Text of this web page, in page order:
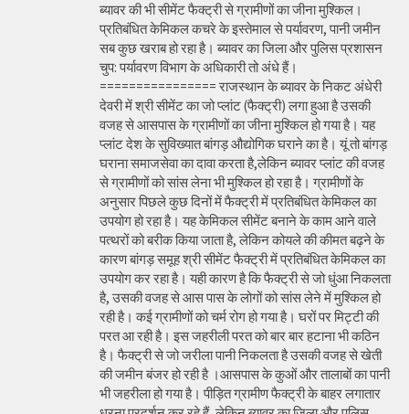
ब्यावर की भी सीमेंट फैक्ट्री से ग्रामीणों का जीना मुश्किल।
प्रतिबंधित केमिकल कचरे के इस्तेमाल से पर्यावरण, पानी जमीन
सब कुछ खराब हो रहा है। ब्यावर का जिला और पुलिस प्रशासन
चुप: पर्यावरण विभाग के अधिकारी तो अंधे हैं।
================ राजस्थान के ब्यावर के निकट अंधेरी
देवरी में श्री सीमेंट का जो प्लांट (फैक्ट्री) लगा हुआ है उसकी
वजह से आसपास के ग्रामीणों का जीना मुश्किल हो गया है। यह
प्लांट देश के सुविख्यात बांगड़ औद्योगिक घराने का है। यूं तो बांगड़
घराना समाजसेवा का दावा करता है,लेकिन ब्यावर प्लांट की वजह
से ग्रामीणों को सांस लेना भी मुश्किल हो रहा है। ग्रामीणों के
अनुसार पिछले कुछ दिनों में फैक्ट्री में प्रतिबंधित केमिकल का
उपयोग हो रहा है। यह केमिकल सीमेंट बनाने के काम आने वाले
पत्थरों को बरीक किया जाता है, लेकिन कोयले की कीमत बढ़ने के
कारण बांगड़ समूह श्री सीमेंट फैक्ट्री में प्रतिबंधित केमिकल का
उपयोग कर रहा है। यही कारण है कि फैक्ट्री से जो धुंआ निकलता
है, उसकी वजह से आस पास के लोगों को सांस लेने में मुश्किल हो
रही है। कई ग्रामीणों को चर्म रोग हो गया है। घरों पर मिट्टी की
परत आ रही है। इस जहरीली परत को बार बार हटाना भी कठिन
है। फैक्ट्री से जो जरीला पानी निकलता है उसकी वजह से खेती
की जमीन बंजर हो रही है ।आसपास के कुओं और तालाबों का पानी
भी जहरीला हो गया है। पीड़ित ग्रामीण फैक्ट्री के बाहर लगातार